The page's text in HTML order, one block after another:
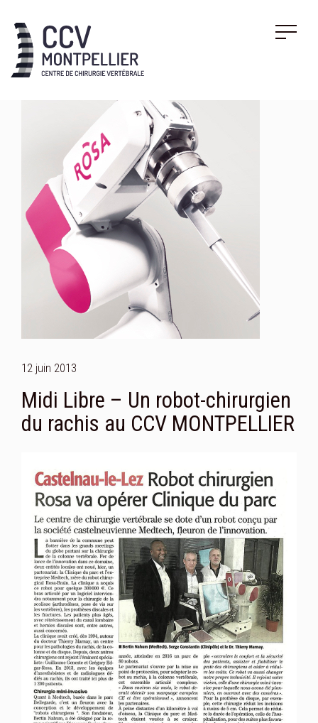
12 juin 2013
Midi Libre – Un robot-chirurgien
du rachis au CCV MONTPELLIER